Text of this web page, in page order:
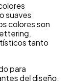
suaves
colores son
tanto
para
del diseño.